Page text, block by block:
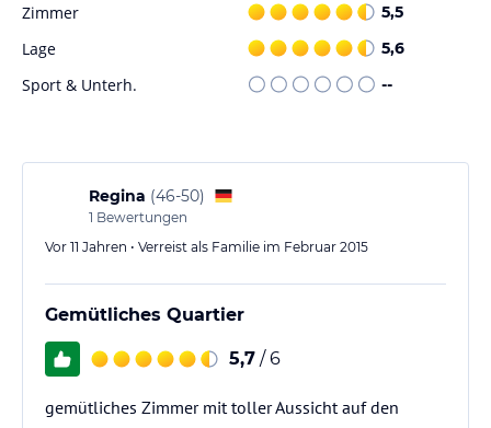
Zimmer 5,5
Lage 5,6
Sport & Unterh. --
Regina (46-50)
1 Bewertungen
Vor 11 Jahren • Verreist als Familie im Februar 2015
Gemütliches Quartier
5,7 / 6
gemütliches Zimmer mit toller Aussicht auf den